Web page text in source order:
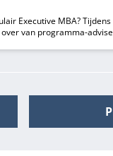
Executive MBA? Tijdens
van programma-